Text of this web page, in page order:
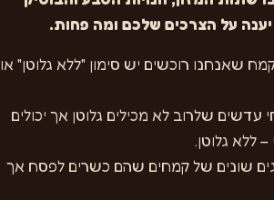
על הצרכים שלכם ומה פחות.
שאנחנו רוכשים יש סימון "ללא גלוטן" או
עדשים שלרוב לא מכילים גלוטן אך יכולים
ללא גלוטן.
שונים של קמחים שהם כשרים לפסח אך